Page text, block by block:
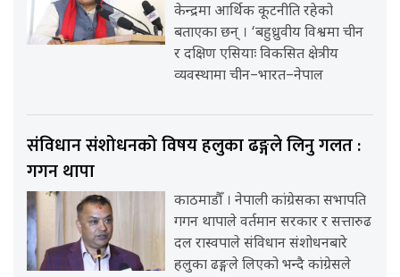
केन्द्रमा आर्थिक कूटनीति रहेको
बताएका छन् । ‘बहुध्रुवीय विश्वमा चीन
र दक्षिण एसियाः विकसित क्षेत्रीय
व्यवस्थामा चीन–भारत–नेपाल
संविधान संशोधनको विषय हलुका ढङ्गले लिनु गलत :
गगन थापा
काठमाडौँ । नेपाली कांग्रेसका सभापति
गगन थापाले वर्तमान सरकार र सत्तारुढ
दल रास्वपाले संविधान संशोधनबारे
हलुका ढङ्गले लिएको भन्दै कांग्रेसले